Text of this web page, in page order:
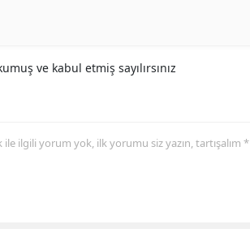
ve kabul etmiş sayılırsınız
ile ilgili yorum yok, ilk yorumu siz yazın, tartışalım *